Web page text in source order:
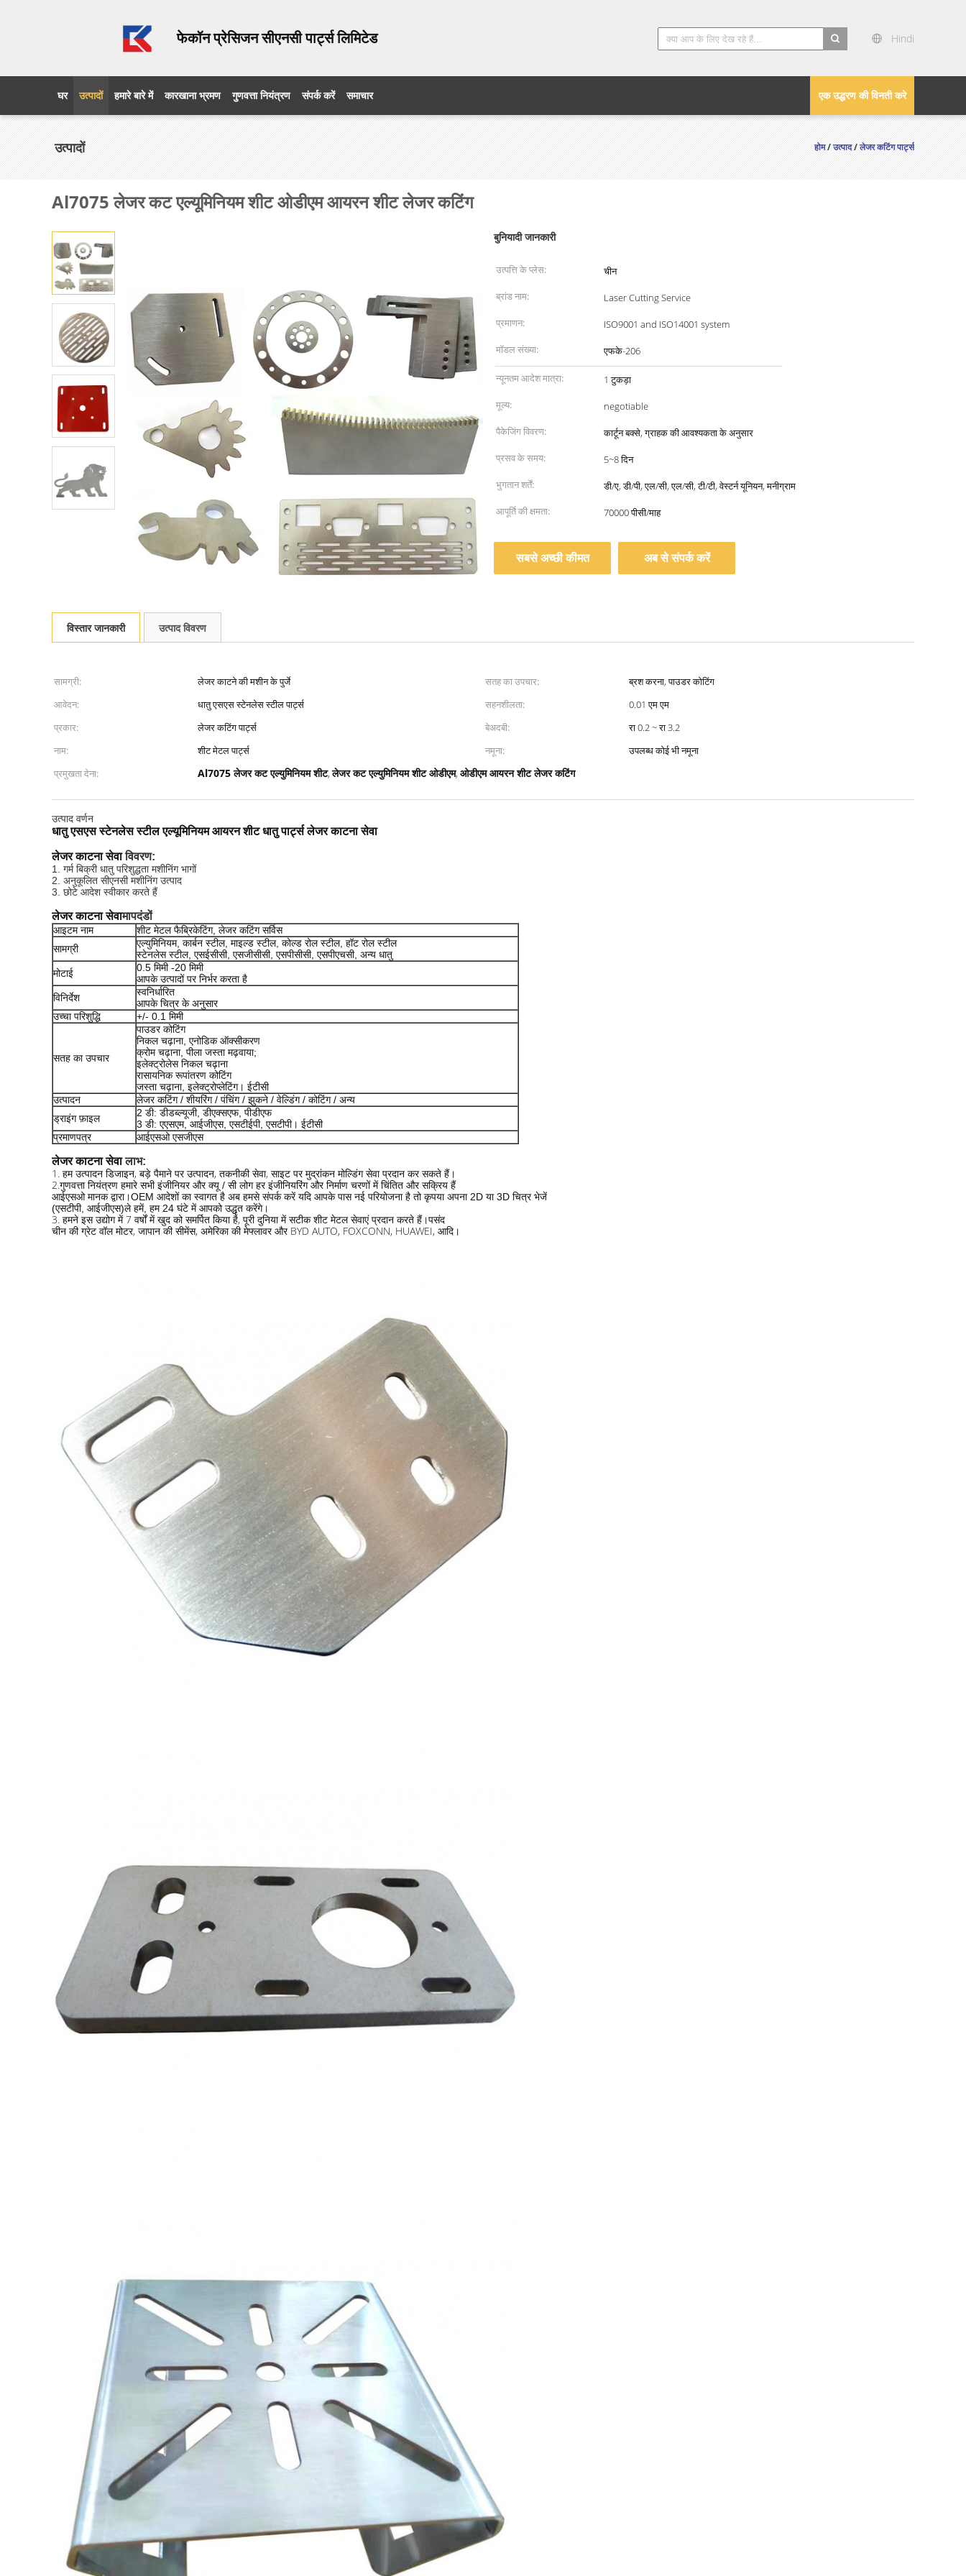
फेकॉन प्रेसिजन सीएनसी पार्ट्स लिमिटेड Hindi
एक उद्धरण की विनती करे
घर उत्पादों हमारे बारे में कारखाना भ्रमण गुणवत्ता नियंत्रण संपर्क करें समाचार
उत्पादों होम/उत्पाद/लेजर कटिंग पार्ट्स
Al7075 लेजर कट एल्यूमिनियम शीट ओडीएम आयरन शीट लेजर कटिंग
बुनियादी जानकारी
उत्पत्ति के प्लेस:
चीन
ब्रांड नाम:
Laser Cutting Service
प्रमाणन:
ISO9001 and ISO14001 system
मॉडल संख्या:
एफके-206
न्यूनतम आदेश मात्रा:
1 टुकड़ा
मूल्य:
negotiable
पैकेजिंग विवरण:
कार्टून बक्से, ग्राहक की आवश्यकता के अनुसार
प्रसव के समय:
5~8 दिन
भुगतान शर्तें:
डी/ए, डी/पी, एल/सी, एल/सी, टी/टी, वेस्टर्न यूनियन, मनीग्राम
आपूर्ति की क्षमता:
70000 पीसी/माह
सबसे अच्छी कीमत अब से संपर्क करें
विस्तार जानकारी उत्पाद विवरण
सामग्री: लेजर काटने की मशीन के पुर्जे सतह का उपचार:
ब्रश करना, पाउडर कोटिंग
आवेदन:
धातु एसएस स्टेनलेस स्टील पार्ट्स सहनशीलता:
0.01 एम एम
प्रकार:
लेजर कटिंग पार्ट्स बेअदबी:
रा 0.2 ~ रा 3.2
नाम:
शीट मेटल पार्ट्स नमूना:
उपलब्ध कोई भी नमूना
प्रमुखता देना:
Al7075 लेजर कट एल्युमिनियम शीट,लेजर कट एल्युमिनियम शीट ओडीएम, ओडीएम आयरन शीट लेजर कटिंग
उत्पाद वर्णन
धातु एसएस स्टेनलेस स्टील एल्यूमिनियम आयरन शीट धातु पार्ट्स लेजर काटना सेवा
लेजर काटना सेवा विवरण:
1. गर्म बिक्री धातु परिशुद्धता मशीनिंग भागों
2. अनुकूलित सीएनसी मशीनिंग उत्पाद
3. छोटे आदेश स्वीकार करते हैं
लेजर काटना सेवामापदंडों
आइटम नाम
शीट मेटल फैब्रिकेटिंग, लेजर कटिंग सर्विस
सामग्री
एल्युमिनियम, कार्बन स्टील, माइल्ड स्टील, कोल्ड रोल स्टील, हॉट रोल स्टील
स्टेनलेस स्टील, एसईसीसी, एसजीसीसी, एसपीसीसी, एसपीएचसी, अन्य धातु
मोटाई
0.5 मिमी -20 मिमी
आपके उत्पादों पर निर्भर करता है
विनिर्देश
स्वनिर्धारित
आपके चित्र के अनुसार
उच्चा परिशुद्धि
+/- 0.1 मिमी
सतह का उपचार
पाउडर कोटिंग
निकल चढ़ाना, एनोडिक ऑक्सीकरण
क्रोम चढ़ाना, पीला जस्ता मढ़वाया;
इलेक्ट्रोलेस निकल चढ़ाना
रासायनिक रूपांतरण कोटिंग
जस्ता चढ़ाना, इलेक्ट्रोप्लेटिंग। ईटीसी
उत्पादन
लेजर कटिंग / शीयरिंग / पंचिंग / झुकने / वेल्डिंग / कोटिंग / अन्य
ड्राइंग फ़ाइल
2 डी: डीडब्ल्यूजी, डीएक्सएफ, पीडीएफ
3 डी: एएसएम, आईजीएस, एसटीईपी, एसटीपी। ईटीसी
प्रमाणपत्र
आईएसओ एसजीएस
लेजर काटना सेवा लाभ:
1. हम उत्पादन डिजाइन, बड़े पैमाने पर उत्पादन, तकनीकी सेवा, साइट पर मुद्रांकन मोल्डिंग सेवा प्रदान कर सकते हैं।
2.गुणवत्ता नियंत्रण हमारे सभी इंजीनियर और क्यू / सी लोग हर इंजीनियरिंग और निर्माण चरणों में चिंतित और सक्रिय हैं
आईएसओ मानक द्वारा।OEM आदेशों का स्वागत है अब हमसे संपर्क करें यदि आपके पास नई परियोजना है तो कृपया अपना 2D या 3D चित्र भेजें
(एसटीपी, आईजीएस)ले हमें, हम 24 घंटे में आपको उद्धृत करेंगे।
3. हमने इस उद्योग में 7 वर्षों में खुद को समर्पित किया है, पूरी दुनिया में सटीक शीट मेटल सेवाएं प्रदान करते हैं।पसंद
चीन की ग्रेट वॉल मोटर, जापान की सीमेंस, अमेरिका की मेफ्लावर और BYD AUTO, FOXCONN, HUAWEI, आदि।